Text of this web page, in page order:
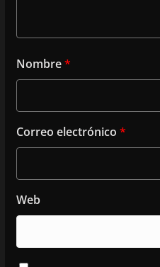
Nombre*
Correo electrónico *
Web